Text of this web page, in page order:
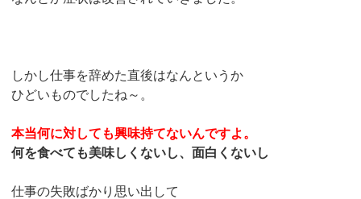
しかし仕事を辞めた直後はなんというか
ひどいものでしたね～。
本当何に対しても興味持てないんですよ。
何を食べても美味しくないし、面白くないし
仕事の失敗ばかり思い出して